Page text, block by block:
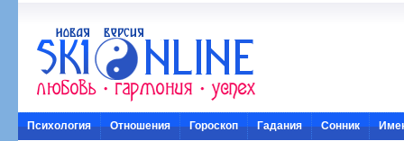
Психология Отношения Гороскоп Гадания Сонник